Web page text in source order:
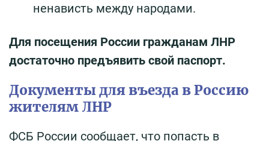
ненависть между народами.
Для посещения России гражданам ЛНР
достаточно предъявить свой паспорт.
Документы для въезда в Россию
жителям ЛНР
ФСБ России сообщает, что попасть в